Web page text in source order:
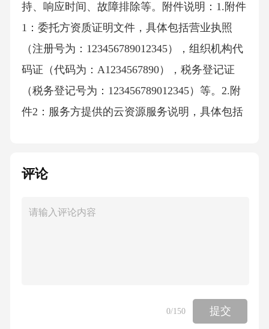
持、响应时间、故障排除等。附件说明：1.附件
1：委托方资质证明文件，具体包括营业执照
（注册号为：123456789012345），组织机构代
码证（代码为：A1234567890），税务登记证
（税务登记号为：123456789012345）等。2.附
件2：服务方提供的云资源服务说明，具体包括
资源等。-技术支持：提供7*24小时在线技术支
委托方提出的故障报告，服务方承诺在1小时内
件3：云资源详细配置清单，具体包括以下内
容：-服务器型号：IntelXeonE5-2680v4，2颗CP
评论
0/150 提交